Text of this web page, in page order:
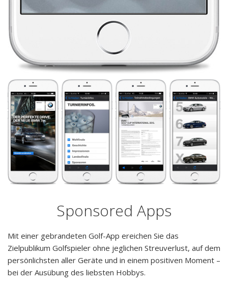
Sponsored Apps
Mit einer gebrandeten Golf-App ereichen Sie das
Zielpublikum Golfspieler ohne jeglichen Streuverlust, auf dem
persönlichsten aller Geräte und in einem positiven Moment –
bei der Ausübung des liebsten Hobbys.